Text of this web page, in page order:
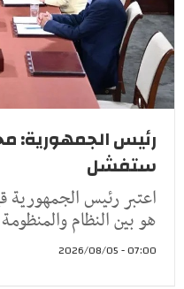
رئيس الجمهورية:
ستفشل
اعتبر رئيس الجمهورية
هو بين النظام
07:00 - 2026/08/05